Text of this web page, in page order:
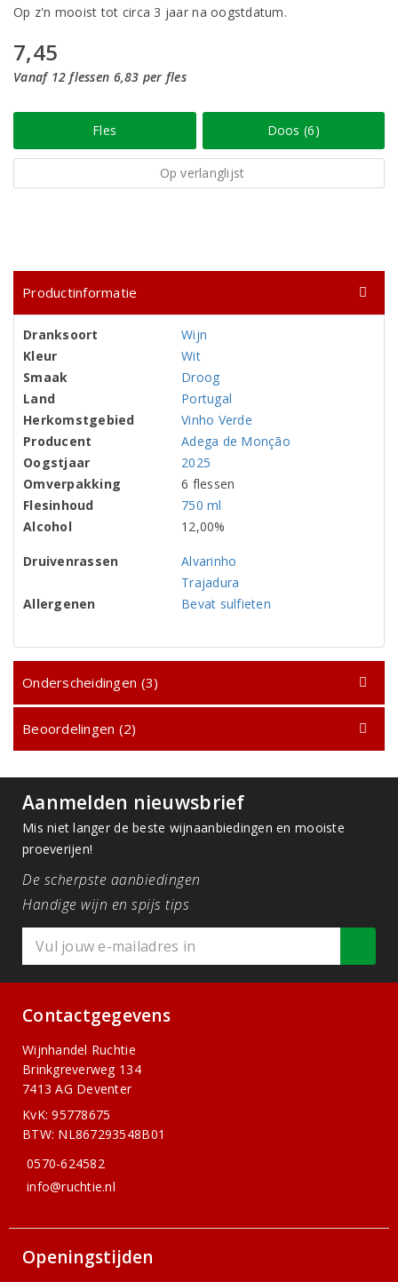
Op z'n mooist tot circa 3 jaar na oogstdatum.
7,45
Vanaf 12 flessen 6,83 per fles
Fles Doos (6)
Op verlanglijst
Productinformatie
Dranksoort
Wijn
Kleur
Wit
Smaak
Droog
Land
Portugal
Herkomstgebied
Vinho Verde
Producent
Adega de Monção
Oogstjaar
2025
Omverpakking
6 flessen
Flesinhoud
750 ml
Alcohol
12,00%
Druivenrassen
Alvarinho
Trajadura
Allergenen
Bevat sulfieten
Onderscheidingen (3)
Beoordelingen (2)
Aanmelden nieuwsbrief
Mis niet langer de beste wijnaanbiedingen en mooiste
proeverijen!
De scherpste aanbiedingen
Handige wijn en spijs tips
Contactgegevens
Wijnhandel Ruchtie
Brinkgreverweg 134
7413 AG Deventer
KvK: 95778675
BTW: NL867293548B01
0570-624582
info@ruchtie.nl
Openingstijden